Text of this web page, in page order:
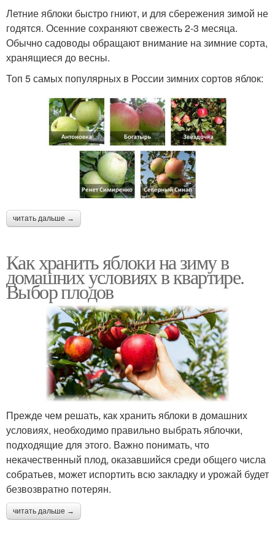
Летние яблоки быстро гниют, и для сбережения зимой не
годятся. Осенние сохраняют свежесть 2-3 месяца.
Обычно садоводы обращают внимание на зимние сорта,
хранящиеся до весны.
Топ 5 самых популярных в России зимних сортов яблок:
читать дальше →
Как хранить яблоки на зиму в
домашних условиях в квартире.
Выбор плодов
Прежде чем решать, как хранить яблоки в домашних
условиях, необходимо правильно выбрать яблочки,
подходящие для этого. Важно понимать, что
некачественный плод, оказавшийся среди общего числа
собратьев, может испортить всю закладку и урожай будет
безвозвратно потерян.
читать дальше →